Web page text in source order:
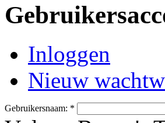
Inloggen
Nieuw
Gebruikersnaam: *